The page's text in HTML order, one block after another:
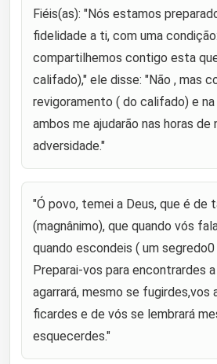
44
"Mesmo que eu golpeasse o
com minha espada para que
não o faria, e mesmo que eu
riquezas do mundo per
45
"O pecado que vos aborrece
Deus do que a virtude que vos
"A valia do homem é de
coragem,sua veracidade é e
equilíbrio de temperamento,
com o seu auto-respeito, e s
47
vem da resolução do
pensamentos são formados
48
"Temei o ataque de um nobre
"Os corações das pessoas são
Fiéis(as): "Nós estamos
fidelidade a ti, com uma
compartilhemos contigo esta
califado)," ele disse: "Não , mas
revigoramento ( do califado) e
ambos me ajudarão nas horas de
adversidade."
"Ó povo, temei a Deus, que é de
(magnânimo), que quando vós
quando escondeis ( um
Preparai-vos para encontrardes
agarrará, mesmo se fugirdes,vos
ficardes e de vós se lembrará
esquecerdes."